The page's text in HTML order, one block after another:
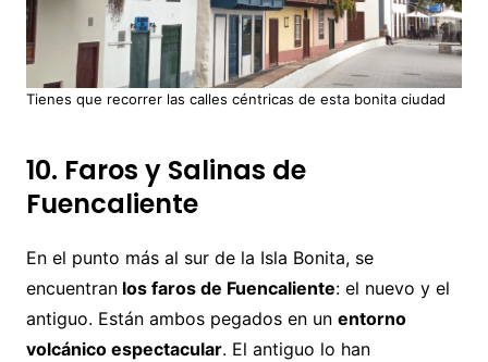
Tienes que recorrer las calles céntricas de esta bonita ciudad
10. Faros y Salinas de
Fuencaliente
En el punto más al sur de la Isla Bonita, se
encuentranlos faros de Fuencaliente: el nuevo y el
antiguo. Están ambos pegados en un entorno
volcánico espectacular. El antiguo lo han